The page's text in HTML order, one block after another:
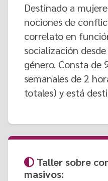
Destinado a
nociones de
correlato en
socialización
género. Consta de
semanales de 2
totales) y está
Taller sobre
masivos: